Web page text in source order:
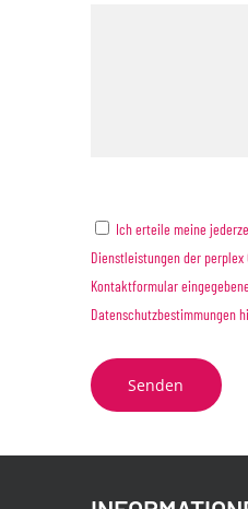
Ich erteile meine
Dienstleistungen der
Kontaktformular
Datenschutzbestimmungen